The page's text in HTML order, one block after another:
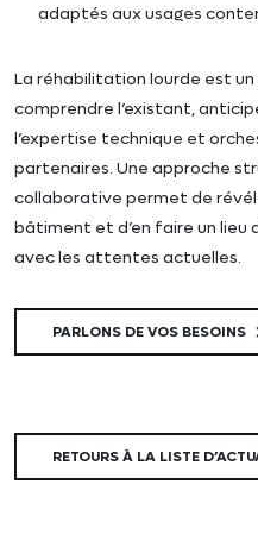
adaptés aux usages
La réhabilitation lourde est un
comprendre l’existant,
l’expertise technique et
partenaires. Une approche
collaborative permet de
bâtiment et d’en faire un
avec les attentes actuelles.
PARLONS DE VOS BESOINS
RETOURS À LA LISTE